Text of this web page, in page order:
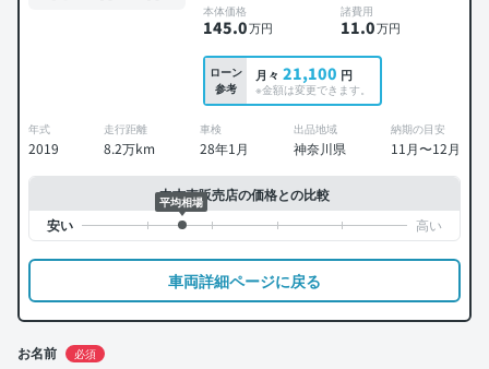
本体価格
145.0万円
諸費用
11.0万円
ローン
参考
月々 21,100 円
※金額は変更できます。
年式
2019
走行距離
8.2万km
車検
28年1月
出品地域
神奈川県
納期の目安
11月〜12月
中古車販売店の価格との比較
平均相場
車両詳細ページに戻る
お名前 必須